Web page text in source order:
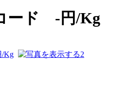
ード -円/Kg